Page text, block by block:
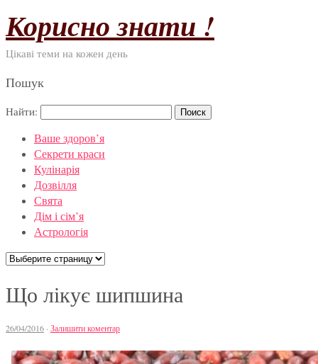
Корисно знати !
Цікаві теми на кожен день
Пошук
Найти:
Ваше здоров’я
Секрети краси
Кулінарія
Дозвілля
Свята
Дім і сім’я
Астрологія
Що лікує шипшина
26/04/2016 · Залишити коментар